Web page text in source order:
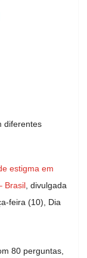
diferentes
estigma em
Brasil , divulgada
feira (10), Dia
80 perguntas,